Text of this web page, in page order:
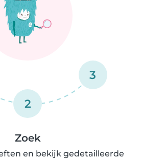
2
3
Zoek
en bekijk gedetailleerde